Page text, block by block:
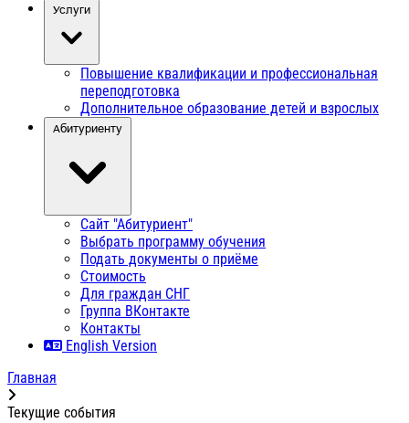
Услуги
Повышение квалификации и профессиональная
переподготовка
Дополнительное образование детей и взрослых
Абитуриенту
Сайт "Абитуриент"
Выбрать программу обучения
Подать документы о приёме
Стоимость
Для граждан СНГ
Группа ВКонтакте
Контакты
English Version
Главная
Текущие события